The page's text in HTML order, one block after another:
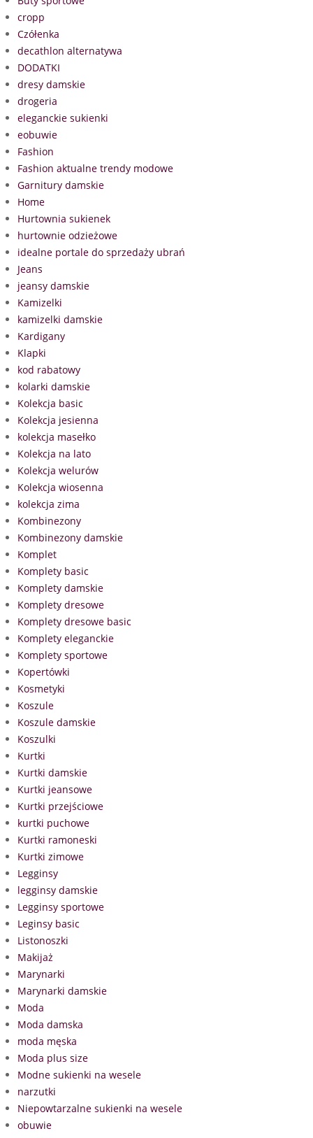
cropp
Czółenka
decathlon alternatywa
DODATKI
dresy damskie
drogeria
eleganckie sukienki
eobuwie
Fashion
Fashion aktualne trendy modowe
Garnitury damskie
Home
Hurtownia sukienek
hurtownie odzieżowe
idealne portale do sprzedaży ubrań
Jeans
jeansy damskie
Kamizelki
kamizelki damskie
Kardigany
Klapki
kod rabatowy
kolarki damskie
Kolekcja basic
Kolekcja jesienna
kolekcja masełko
Kolekcja na lato
Kolekcja welurów
Kolekcja wiosenna
kolekcja zima
Kombinezony
Kombinezony damskie
Komplet
Komplety basic
Komplety damskie
Komplety dresowe
Komplety dresowe basic
Komplety eleganckie
Komplety sportowe
Kopertówki
Kosmetyki
Koszule
Koszule damskie
Koszulki
Kurtki
Kurtki damskie
Kurtki jeansowe
Kurtki przejściowe
kurtki puchowe
Kurtki ramoneski
Kurtki zimowe
Legginsy
legginsy damskie
Legginsy sportowe
Leginsy basic
Listonoszki
Makijaż
Marynarki
Marynarki damskie
Moda
Moda damska
moda męska
Moda plus size
Modne sukienki na wesele
narzutki
Niepowtarzalne sukienki na wesele
obuwie